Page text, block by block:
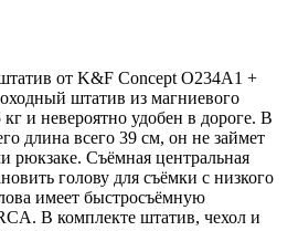
от K&F Concept O234A1 +
штатив из магниевого
кг и невероятно удобен в дороге. В
длина всего 39 см, он не займет
рюкзаке. Съёмная центральная
голову для съёмки с низкого
имеет быстросъёмную
В комплекте штатив, чехол и